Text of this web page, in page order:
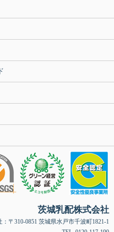
茨城乳配株式会社
：〒310-0851 茨城県水戸市千波町1821-1